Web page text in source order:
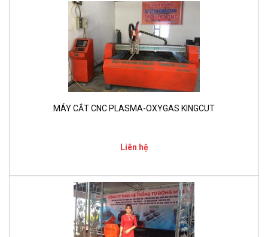
MÁY CẮT CNC PLASMA-OXYGAS KINGCUT
Liên hệ